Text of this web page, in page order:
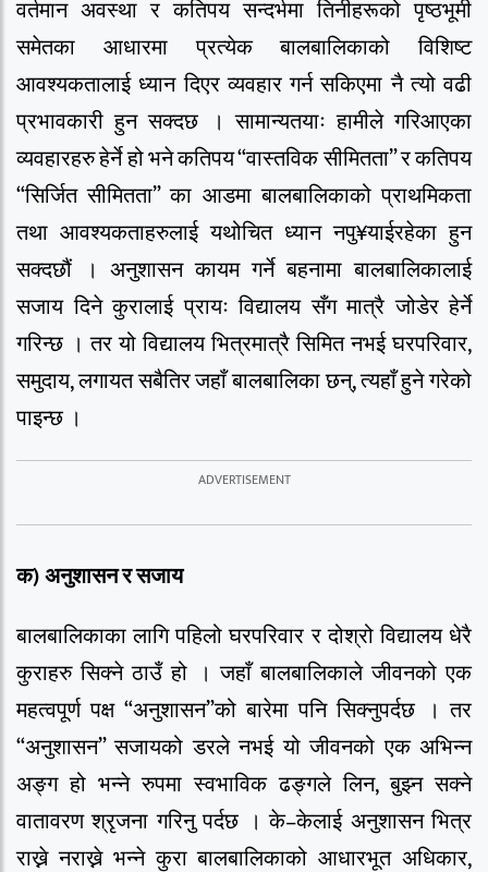
वर्तमान अवस्था र कतिपय सन्दर्भमा तिनीहरूको पृष्ठभूमी
समेतका आधारमा प्रत्येक बालबालिकाको विशिष्ट
आवश्यकतालाई ध्यान दिएर व्यवहार गर्न सकिएमा नै त्यो वढी
प्रभावकारी हुन सक्दछ । सामान्यतयाः हामीले गरिआएका
व्यवहारहरु हेर्ने हो भने कतिपय “वास्तविक सीमितता” र कतिपय
“सिर्जित सीमितता” का आडमा बालबालिकाको प्राथमिकता
तथा आवश्यकताहरुलाई यथोचित ध्यान नपु¥याईरहेका हुन
सक्दछौं । अनुशासन कायम गर्ने बहनामा बालबालिकालाई
सजाय दिने कुरालाई प्रायः विद्यालय सँग मात्रै जोडेर हेर्ने
गरिन्छ । तर यो विद्यालय भित्रमात्रै सिमित नभई घरपरिवार,
समुदाय, लगायत सबैतिर जहाँ बालबालिका छन्, त्यहाँ हुने गरेको
पाइन्छ ।
क)अनुशासनरसजाय
बालबालिकाका लागि पहिलो घरपरिवार र दोश्रो विद्यालय धेरै
कुराहरु सिक्ने ठाउँ हो । जहाँ बालबालिकाले जीवनको एक
महत्वपूर्ण पक्ष “अनुशासन”को बारेमा पनि सिक्नुपर्दछ । तर
“अनुशासन” सजायको डरले नभई यो जीवनको एक अभिन्न
अङ्ग हो भन्ने रुपमा स्वभाविक ढङ्गले लिन, बुझ्न सक्ने
वातावरण श्रृजना गरिनु पर्दछ । के–केलाई अनुशासन भित्र
राख्ने नराख्ने भन्ने कुरा बालबालिकाको आधारभूत अधिकार,